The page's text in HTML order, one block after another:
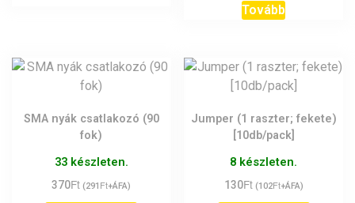
Tovább
SMA nyák csatlakozó (90
fok)
33 készleten.
370Ft (291 Ft+ÁFA)
Jumper (1 raszter; fekete)
[10db/pack]
8 készleten.
130Ft (102Ft+ÁFA)